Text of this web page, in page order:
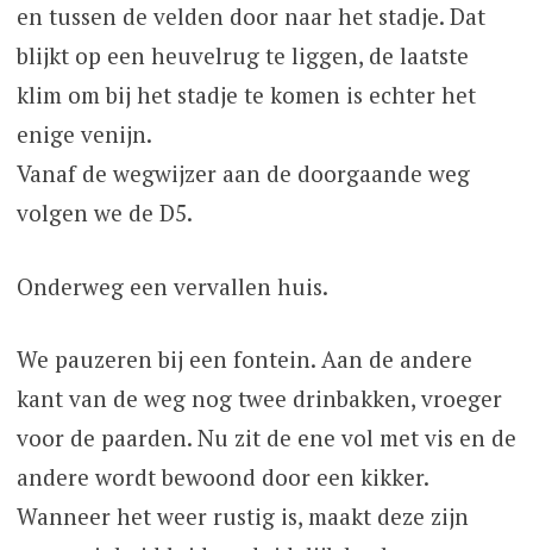
en tussen de velden door naar het stadje. Dat
blijkt op een heuvelrug te liggen, de laatste
klim om bij het stadje te komen is echter het
enige venijn.
Vanaf de wegwijzer aan de doorgaande weg
volgen we de D5.
Onderweg een vervallen huis.
We pauzeren bij een fontein. Aan de andere
kant van de weg nog twee drinbakken, vroeger
voor de paarden. Nu zit de ene vol met vis en de
andere wordt bewoond door een kikker.
Wanneer het weer rustig is, maakt deze zijn